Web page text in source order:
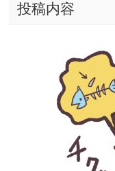
投稿内容